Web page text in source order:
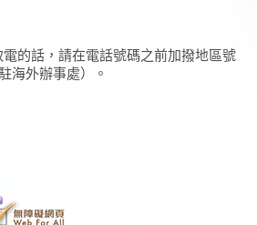
的話，請在電話號碼之前加撥地區號
海外辦事處）。